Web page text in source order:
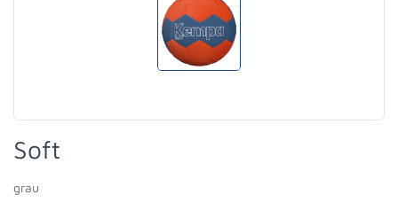
Soft
grau